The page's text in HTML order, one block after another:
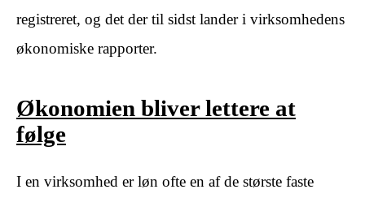
registreret, og det der til sidst lander i virksomhedens
økonomiske rapporter.
Økonomien bliver lettere at
følge
I en virksomhed er løn ofte en af de største faste